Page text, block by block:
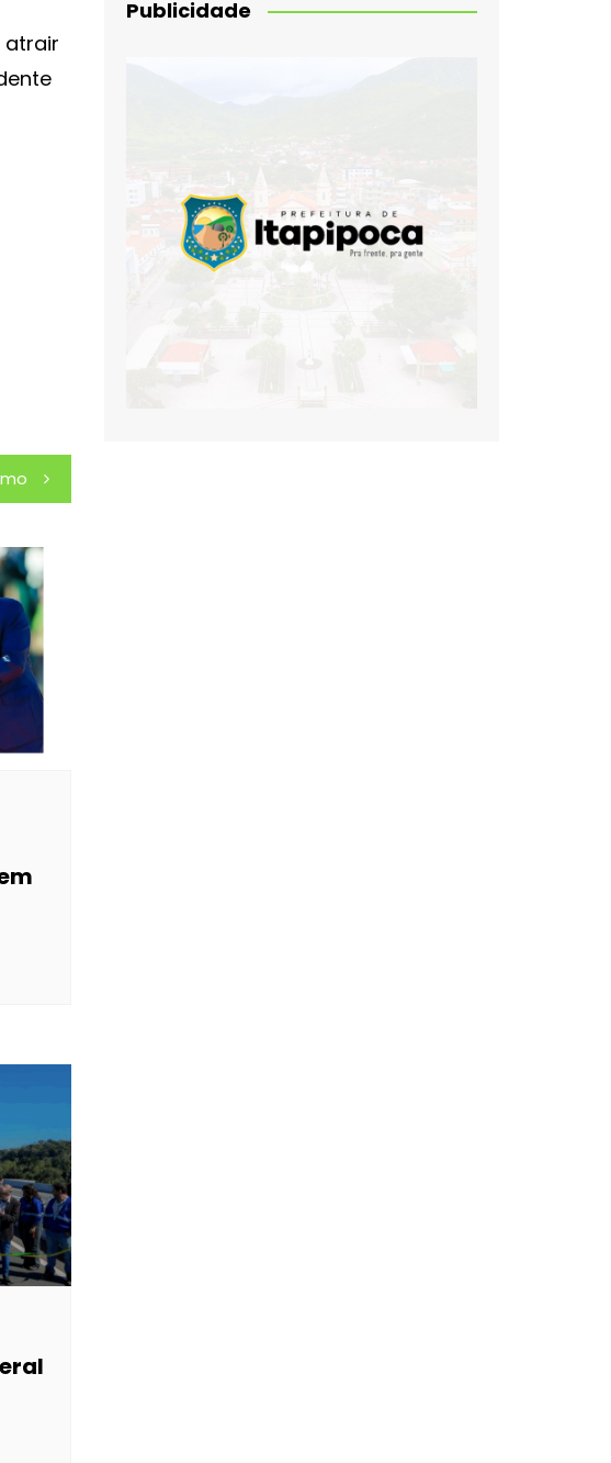
atrair
Publicidade